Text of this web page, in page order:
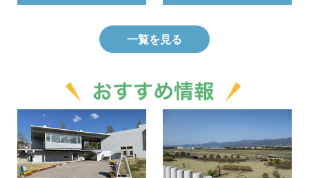
一覧を見る